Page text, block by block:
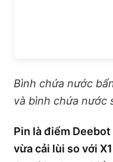
Bình chứa nước
và bình chứa nước
Pin là điểm
vừa cải lùi so với